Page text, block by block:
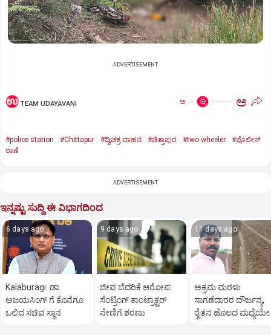
ADVERTISEMENT
TEAM UDAYAVANI ಅ ಅ
#police station #Chittapur #ದ್ವಿಚಕ್ರ ವಾಹನ #ಚಿತ್ತಾಪುರ #two wheeler
#ಪೊಲೀಸ್
ಠಾಣೆ
ADVERTISEMENT
ಇನ್ನಷ್ಟು ಸುದ್ದಿ ಈ ವಿಭಾಗದಿಂದ
6 days ago
Kalaburagi: ಡಾ.
ಅಜಯಸಿಂಗ್ ಗೆ ಕೊನೆಗೂ
ಒಲಿದ ಸಚಿವ ಸ್ಥಾನ
9 days ago
ಜೀವ ಬೆದರಿಕೆ ಆರೋಪ:
ಸೆಂಟ್ರಿಂಗ್ ಕಾಂಟ್ರಾಕ್ಟರ್
ನೇಣಿಗೆ ಶರಣು
11 days ago
ಅಕ್ರಮ ಮರಳು
ಸಾಗಣೆದಾರರ ದೌರ್ಜನ್ಯ,
ರೈತನ ಹೊಲದ ಮಧ್ಯೆಯೇ